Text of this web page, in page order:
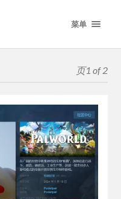
菜单
页1 of 2